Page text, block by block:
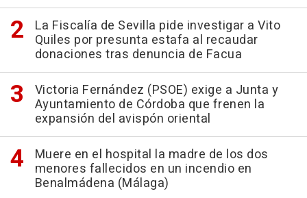
La Fiscalía de Sevilla pide investigar a Vito
Quiles por presunta estafa al recaudar
donaciones tras denuncia de Facua
Victoria Fernández (PSOE) exige a Junta y
Ayuntamiento de Córdoba que frenen la
expansión del avispón oriental
Muere en el hospital la madre de los dos
menores fallecidos en un incendio en
Benalmádena (Málaga)